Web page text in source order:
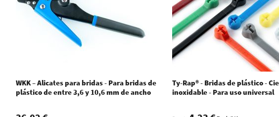
WKK – Alicates para bridas - Para bridas de
plástico de entre 3,6 y 10,6 mm de ancho
Ty-Rap® - Bridas de plástico -
inoxidable - Para uso universal